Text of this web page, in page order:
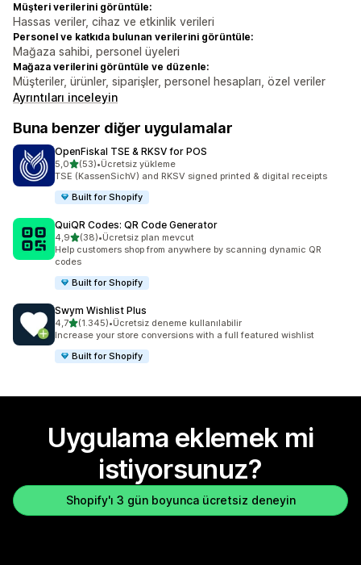
Müşteri verilerini görüntüle:
Hassas veriler, cihaz ve etkinlik verileri
Personel ve katkıda bulunan verilerini görüntüle:
Mağaza sahibi, personel üyeleri
Mağaza verilerini görüntüle ve düzenle:
Müşteriler, ürünler, siparişler, personel hesapları, özel veriler
Ayrıntıları inceleyin
Buna benzer diğer uygulamalar
OpenFiskal TSE & RKSV for POS
5,05 yıldız üzerinden
(53)
toplam 53 değerlendirme
•Ücretsiz yükleme
TSE (KassenSichV) and RKSV signed printed & digital receipts
Built for Shopify
QuiQR Codes: QR Code Generator
4,95 yıldız üzerinden
(38)
toplam 38 değerlendirme
•Ücretsiz plan mevcut
Help customers shop from anywhere by scanning dynamic QR
codes
Built for Shopify
Swym Wishlist Plus
4,75 yıldız üzerinden
(1.345)
toplam 1345 değerlendirme
•Ücretsiz deneme kullanılabilir
Increase your store conversions with a full featured wishlist
Built for Shopify
Uygulama eklemek mi
istiyorsunuz?
Shopify'ı 3 gün boyunca ücretsiz deneyin